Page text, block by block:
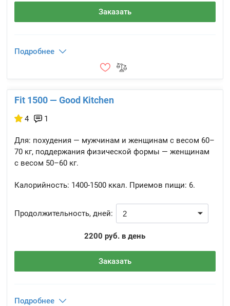
Заказать
Подробнее
Fit 1500 — Good Kitchen
4 1
Для: похудения — мужчинам и женщинам с весом 60–
70 кг, поддержания физической формы — женщинам
с весом 50–60 кг.
Калорийность: 1400-1500 ккал. Приемов пищи: 6.
Продолжительность, дней:
2200 руб. в день
Заказать
Подробнее